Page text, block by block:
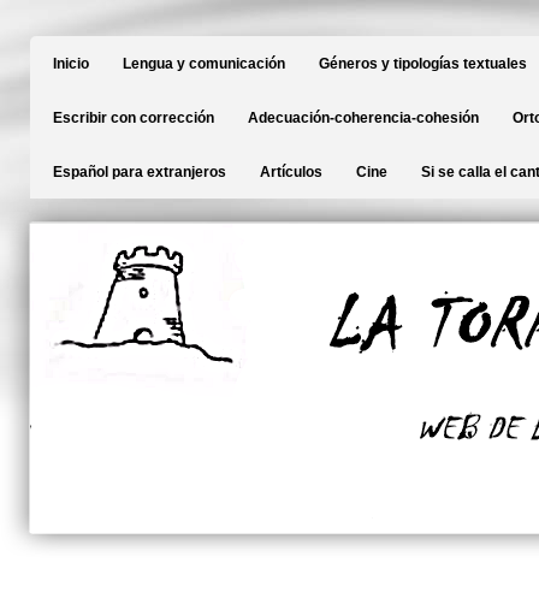
Inicio Lengua y comunicación Géneros y tipologías textuales
Escribir con corrección Adecuación-coherencia-cohesión
Español para extranjeros Artículos Cine Si se calla el